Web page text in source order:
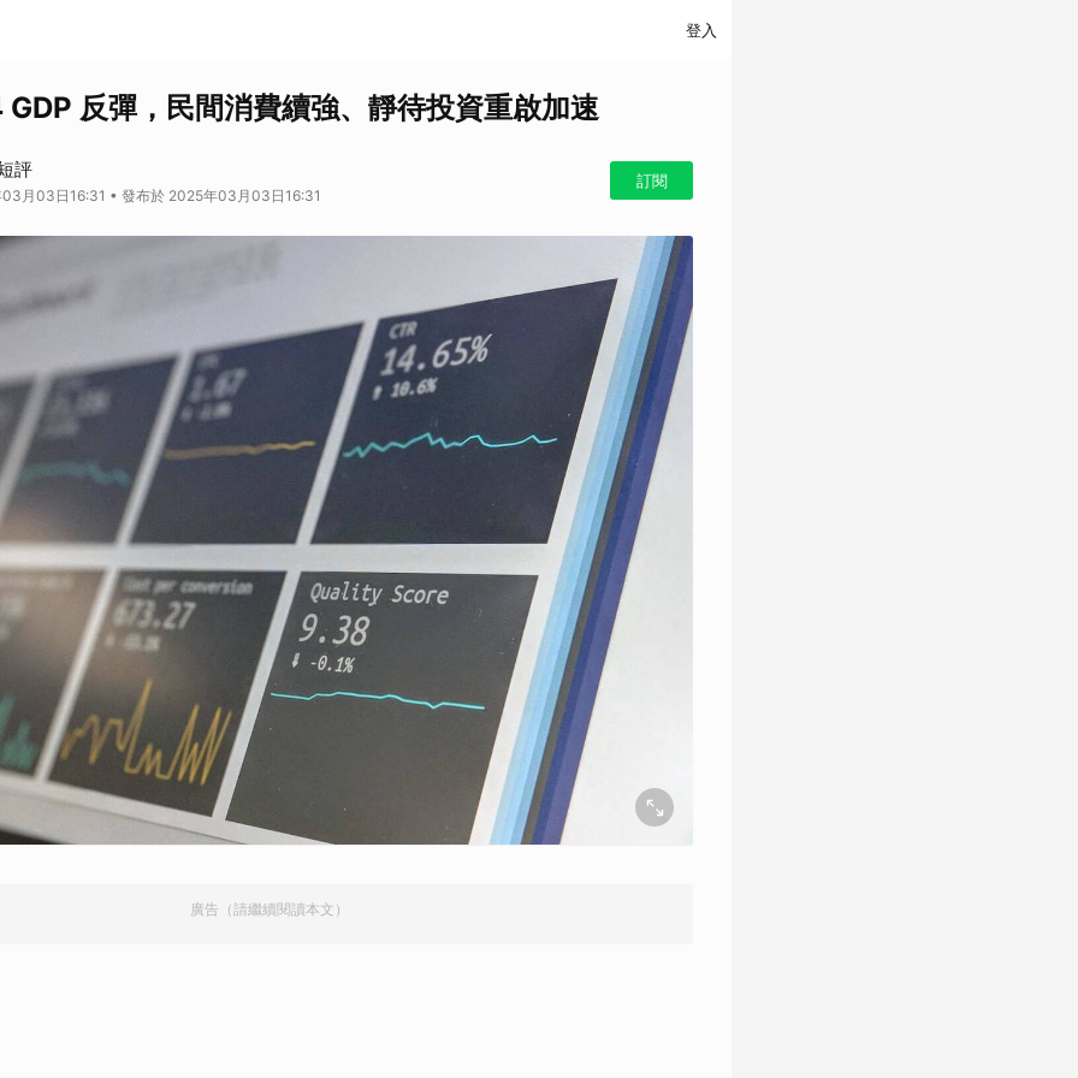
登入
反彈，民間消費續強、靜待投資重啟加速
評
月03日16:31 • 發布於 2025年03月03日16:31
訂閱
廣告（請繼續閱讀本文）